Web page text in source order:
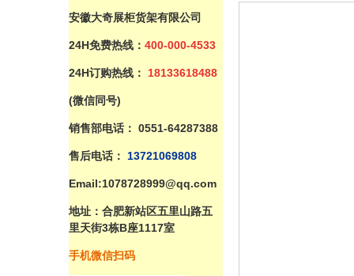
安徽大奇展柜货架有限公司
24H免费热线： 400-000-4533
24H订购热线： 18133618488
(微信同号)
销售部电话： 0551-64287388
售后电话： 13721069808
Email:1078728999@qq.com
地址：合肥新站区五里山路五
里天街3栋B座1117室
手机微信扫码